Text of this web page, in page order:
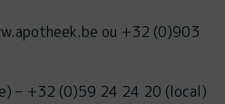
ou +32 (0)903
– +32 (0)59 24 24 20 (local)